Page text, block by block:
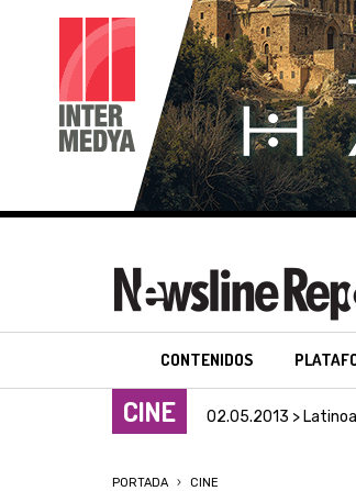
CONTENIDOS
CINE 02.05.2013 >
PORTADA CINE